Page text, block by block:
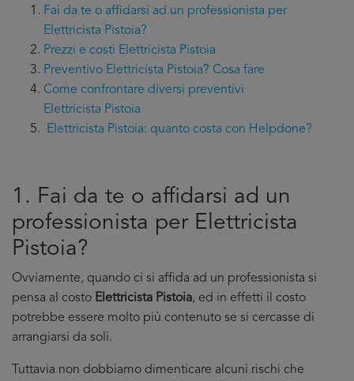
Fai da te o affidarsi ad un professionista per
Elettricista Pistoia?
Prezzi e costi Elettricista Pistoia
Preventivo Elettricista Pistoia? Cosa fare
Come confrontare diversi preventivi
Elettricista Pistoia
Elettricista Pistoia: quanto costa con Helpdone?
1. Fai da te o affidarsi ad un
professionista per Elettricista
Pistoia?
Ovviamente, quando ci si affida ad un professionista si
pensa al costo Elettricista Pistoia, ed in effetti il costo
potrebbe essere molto più contenuto se si cercasse di
arrangiarsi da soli.
Tuttavia non dobbiamo dimenticare alcuni rischi che